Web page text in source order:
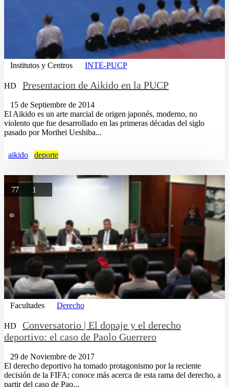
Institutos y Centros INTE-PUCP
HD Presentacion de Aikido en la PUCP
15 de Septiembre de 2014
El Aikido es un arte marcial de origen japonés, moderno, no
violento que fue desarrollado en las primeras décadas del siglo
pasado por Morihei Ueshiba...
aikido deporte
77 1
Facultades Derecho
HD
Conversatorio | El dopaje y el derecho
deportivo: el caso de Paolo Guerrero
29 de Noviembre de 2017
El derecho deportivo ha tomado protagonismo por la reciente
decisión de la FIFA; conoce más acerca de esta rama del derecho, a
partir del caso de Pao...